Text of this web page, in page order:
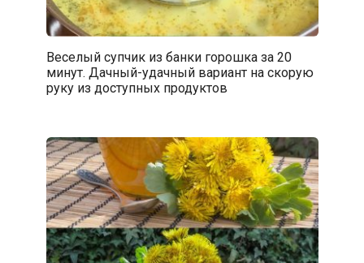
Веселый супчик из банки горошка за 20
минут. Дачный-удачный вариант на скорую
руку из доступных продуктов